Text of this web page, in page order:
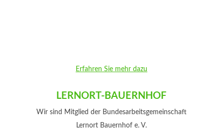
Erfahren Sie mehr dazu
LERNORT-BAUERNHOF
Wir sind Mitglied der Bundesarbeitsgemeinschaft
Lernort Bauernhof e. V.